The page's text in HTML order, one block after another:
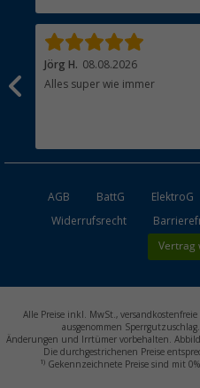
Jörg H. 08.08.2026
Alles super wie immer
AGB BattG ElektroG
Widerrufsrecht
Vertrag
Alle Preise inkl. MwSt.,
ausgenommen
Änderungen und Irrtümer vorbehalten.
Die durchgestrichenen Preise
1) Gekennzeichnete Preise sind mit